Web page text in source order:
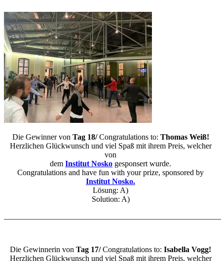
Die Gewinner von Tag 18/Congratulations to: Thomas Weiß!
Herzlichen Glückwunsch und viel Spaß mit ihrem Preis, welcher
von
dem Institut Nosko gesponsert wurde.
Congratulations and have fun with your prize, sponsored by
Institut Nosko.
Lösung: A)
Solution: A)
Die Gewinnerin von Tag 17/Congratulations to: Isabella Vogg!
Herzlichen Glückwunsch und viel Spaß mit ihrem Preis, welcher